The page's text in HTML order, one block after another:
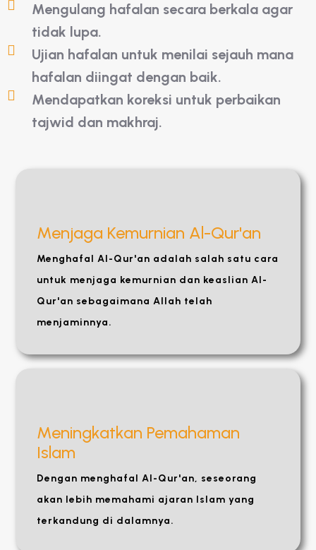
Mengulang hafalan secara berkala agar
tidak lupa.
Ujian hafalan untuk menilai sejauh mana
hafalan diingat dengan baik.
Mendapatkan koreksi untuk perbaikan
tajwid dan makhraj.
Menjaga Kemurnian Al-Qur'an
Menghafal Al-Qur'an adalah salah satu cara
untuk menjaga kemurnian dan keaslian Al-
Qur'an sebagaimana Allah telah
menjaminnya.
Meningkatkan Pemahaman
Islam
Dengan menghafal Al-Qur'an, seseorang
akan lebih memahami ajaran Islam yang
terkandung di dalamnya.